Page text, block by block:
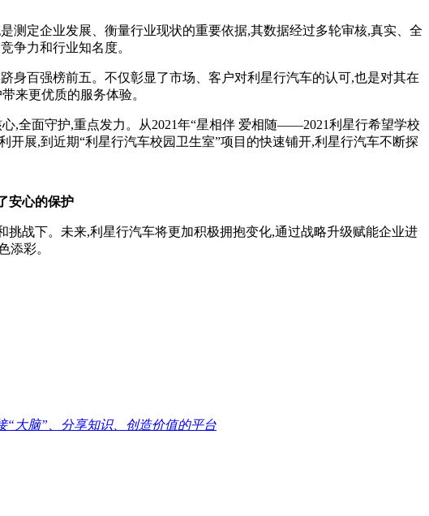
定企业发展、衡量行业现状的重要依据,其数据经过多轮审核,真实、全
争力和行业知名度。
百强榜前五。不仅彰显了市场、客户对利星行汽车的认可,也是对其在
来更优质的服务体验。
全面守护,重点发力。从2021年“星相伴 爱相随——2021利星行希望学校
展,到近期“利星行汽车校园卫生室”项目的快速铺开,利星行汽车不断探
安心的保护
战下。未来,利星行汽车将更加积极拥抱变化,通过战略升级赋能企业进
添彩。
“大脑”、分享知识、创造价值的平台